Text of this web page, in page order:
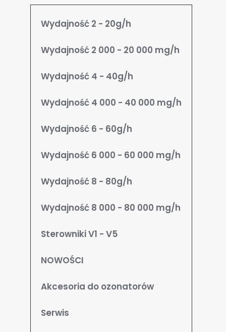
Wydajność 2 - 20g/h
Wydajność 2 000 - 20 000 mg/h
Wydajność 4 - 40g/h
Wydajność 4 000 - 40 000 mg/h
Wydajność 6 - 60g/h
Wydajność 6 000 - 60 000 mg/h
Wydajność 8 - 80g/h
Wydajność 8 000 - 80 000 mg/h
Sterowniki V1 - V5
NOWOŚCI
Akcesoria do ozonatorów
Serwis